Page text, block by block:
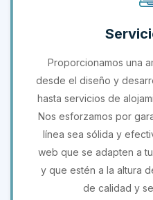
Proporcionamos una
desde el diseño y
hasta servicios de
Nos esforzamos por
línea sea sólida y
web que se adapten a
y que estén a la altura
de calidad y